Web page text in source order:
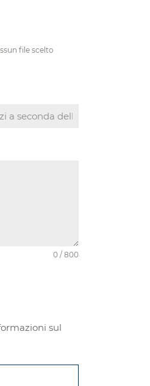
file scelto
0 / 800
sul